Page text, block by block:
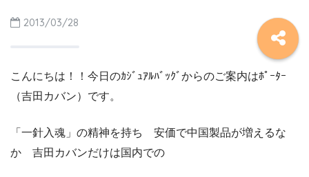
2013/03/28
こんにちは！！今日のｶｼﾞｭｱﾙﾊﾞｯｸﾞからのご案内はﾎﾟｰﾀｰ
（吉田カバン）です。
「一針入魂」の精神を持ち 安価で中国製品が増えるな
か 吉田カバンだけは国内での